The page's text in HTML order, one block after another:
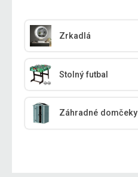
Zrkadlá
Stolný futbal
Záhradné domčeky